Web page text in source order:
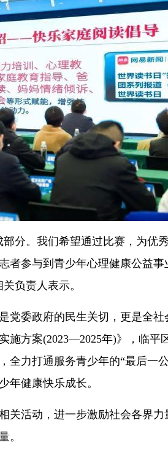
分。我们希望通过比赛，为优
者参与到青少年心理健康公益事
负责人表示。
党委政府的民生关切，更是全社
施方案(2023—2025年)》，临平
全力打通服务青少年的“最后一
年健康快乐成长。
关活动，进一步激励社会各界力
。